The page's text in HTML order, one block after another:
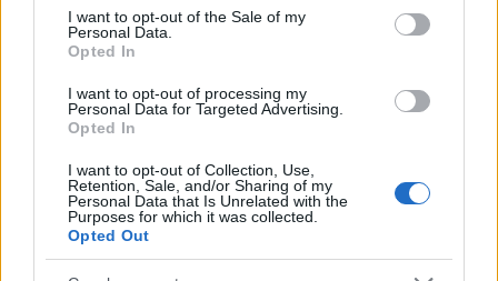
consent section.
I want to opt-out of the Sale of my
Personal Data.
Opted In
I want to opt-out of processing my
Personal Data for Targeted Advertising.
Opted In
I want to opt-out of Collection, Use,
Retention, Sale, and/or Sharing of my
Personal Data that Is Unrelated with the
Purposes for which it was collected.
Opted Out
Εγκυμοσυνη
6 πράγματα που δεν γνώριζες για το
έμβρυο!
23.01.2013
Ο καφές δεν σε βοηθά μετά από μεθύσι. Η
σοκολάτα δεν προκαλεί σπυράκια. 10
μύθοι γύρω από την υγεία σου…